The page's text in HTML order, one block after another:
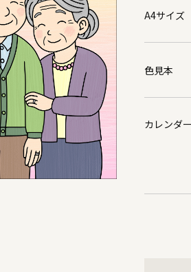
A4サイズ
色見本
カレンダ